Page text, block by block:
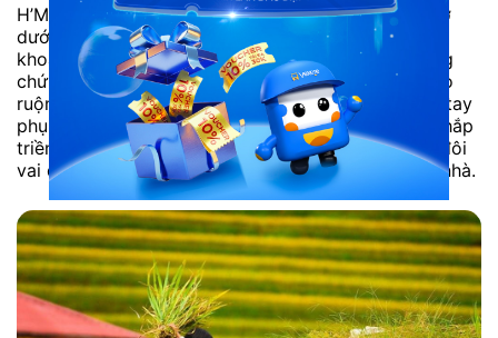
H’Mông thu hoạch lúa rất khác với kiểu thu hoạch ở
dưới xuôi. Bằng đôi tay nhanh thoăn thoắt, họ cắt
khoảng năm bông lúa một lần rồi rải trên mặt ruộng
chứ không bó. Một chiếc thùng gỗ to được kéo vào
ruộng để đập lúa. Già trẻ gái trai, ai ai cũng chung tay
phụ giúp. Họ vừa đập lúa, vừa trò chuyện rôm rả khắp
triền núi. Từ đây thóc sẽ được đóng bao tải. Bằng đôi
vai dẻo dai, người dân tộc H’Mông sẽ cõng lúa về nhà.